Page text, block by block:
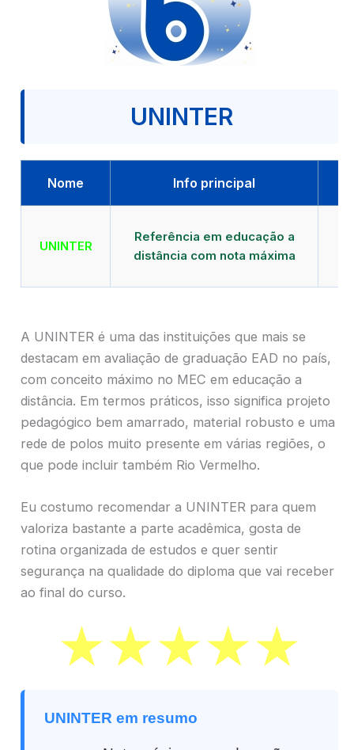
UNINTER
Nome Info principal
UNINTER
Referência em educação a
distância com nota máxima
A UNINTER é uma das instituições que mais se
destacam em avaliação de graduação EAD no país,
com conceito máximo no MEC em educação a
distância. Em termos práticos, isso significa projeto
pedagógico bem amarrado, material robusto e uma
rede de polos muito presente em várias regiões, o
que pode incluir também Rio Vermelho.
Eu costumo recomendar a UNINTER para quem
valoriza bastante a parte acadêmica, gosta de
rotina organizada de estudos e quer sentir
segurança na qualidade do diploma que vai receber
ao final do curso.
UNINTER em resumo